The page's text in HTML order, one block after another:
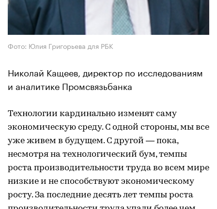
Фото: Юлия Григорьева для РБК
Николай Кащеев, директор по исследованиям
и аналитике Промсвязьбанка
Технологии кардинально изменят саму
экономическую среду. С одной стороны, мы все
уже живем в будущем. С другой — пока,
несмотря на технологический бум, темпы
роста производительности труда во всем мире
низкие и не способствуют экономическому
росту. За последние десять лет темпы роста